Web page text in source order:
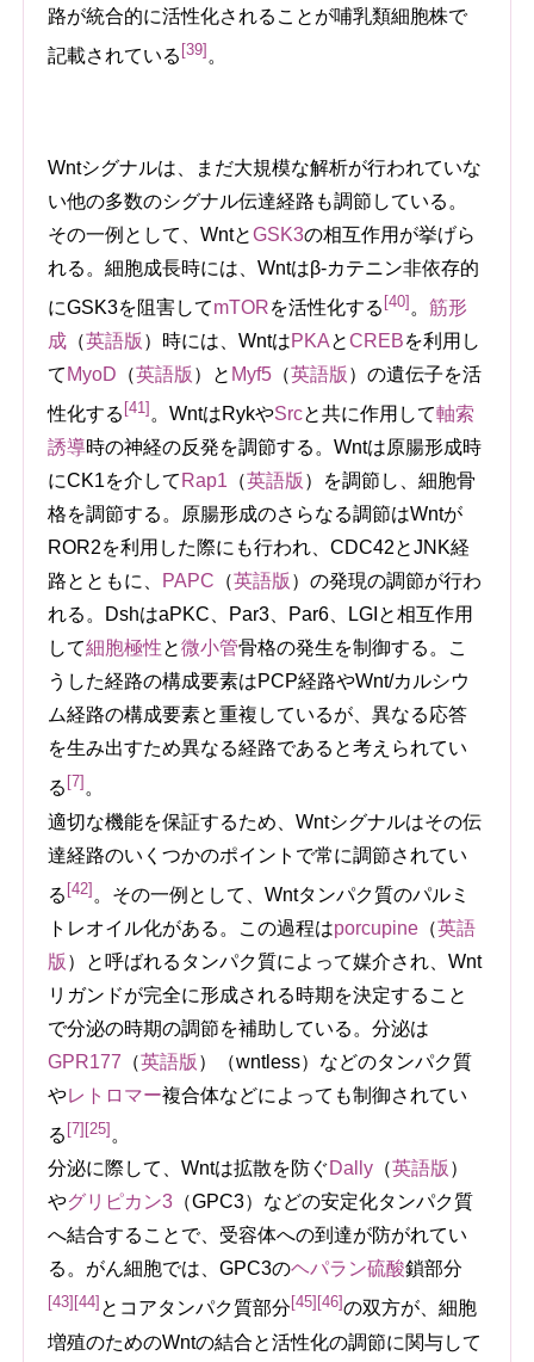
路が統合的に活性化されることが哺乳類細胞株で
記載されている [39] 。
Wntシグナルは、まだ大規模な解析が行われていな
い他の多数のシグナル伝達経路も調節している。
その一例として、WntとGSK3の相互作用が挙げら
れる。細胞成長時には、Wntはβ-カテニン非依存的
にGSK3を阻害してmTORを活性化する [40] 。筋形
成 （英語版 ） 時には、WntはPKAとCREBを利用し
て MyoD （英語版 ） と Myf5 （英語版 ）の遺伝子を活
性化する [41] 。WntはRykやSrcと共に作用して軸索
誘導時の神経の反発を調節する。Wntは原腸形成時
にCK1を介して Rap1 （英語版 ）
を調節し、細胞骨
格を調節する。原腸形成のさらなる調節はWntが
ROR2を利用した際にも行われ、CDC42とJNK経
路とともに、
PAPC （英語版 ）の発現の調節が行わ
れる。DshはaPKC、Par3、Par6、LGIと相互作用
して細胞極性と微小管骨格の発生を制御する。こ
うした経路の構成要素はPCP経路やWnt/カルシウ
ム経路の構成要素と重複しているが、異なる応答
を生み出すため異なる経路であると考えられてい
る [7] 。
適切な機能を保証するため、Wntシグナルはその伝
達経路のいくつかのポイントで常に調節されてい
る [42] 。その一例として、Wntタンパク質のパルミ
トレオイル化がある。この過程はporcupine （英語
版 ）
と呼ばれるタンパク質によって媒介され、Wnt
リガンドが完全に形成される時期を決定すること
で分泌の時期の調節を補助している。分泌は
GPR177 （英語版 ）
（wntless）などのタンパク質
やレトロマー複合体などによっても制御されてい
る [7] [25] 。
分泌に際して、Wntは拡散を防ぐDally （英語版 ）
やグリピカン3 （GPC3）などの安定化タンパク質
へ結合することで、受容体への到達が防がれてい
る。がん細胞では、GPC3のヘパラン硫酸鎖部分
[43] [44] とコアタンパク質部分 [45] [46]の双方が、細胞
増殖のためのWntの結合と活性化の調節に関与して